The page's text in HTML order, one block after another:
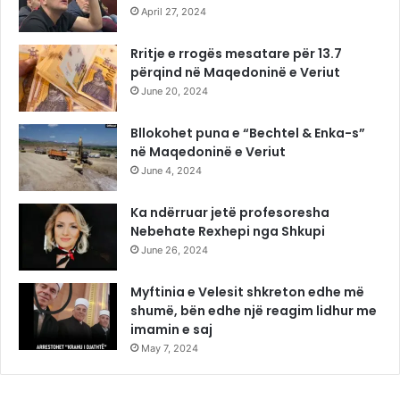
April 27, 2024
Rritje e rrogës mesatare për 13.7
përqind në Maqedoninë e Veriut
June 20, 2024
Bllokohet puna e “Bechtel & Enka-s”
në Maqedoninë e Veriut
June 4, 2024
Ka ndërruar jetë profesoresha
Nebehate Rexhepi nga Shkupi
June 26, 2024
Myftinia e Velesit shkreton edhe më
shumë, bën edhe një reagim lidhur me
imamin e saj
May 7, 2024